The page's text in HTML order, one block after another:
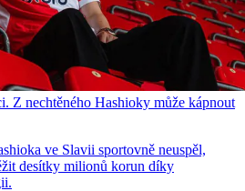
Z nechtěného Hashioky může kápnout
ve Slavii sportovně neuspěl,
desítky milionů korun díky